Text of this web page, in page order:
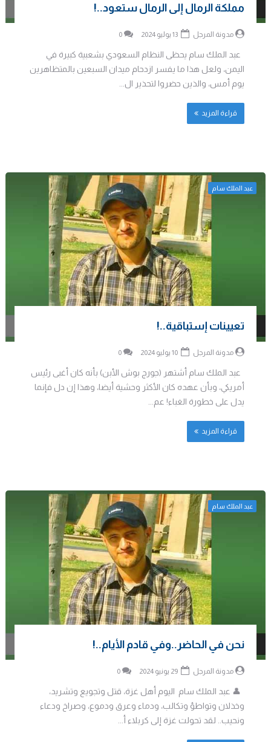
مملكة الرمال إلى الرمال ستعود..!
مدونة المرجل 0
عبد الملك سام يحظى النظام السعودي بشعبية كبيرة في
اليمن، ولعل هذا ما يفسر ازدحام ميدان السبعين بالمتظاهرين
يوم أمس، والذين حضروا لتحذير ال...
قراءة المزيد
عبد الملك سام
تعيينات إستباقية..!
مدونة المرجل 0
عبد الملك سام أشتهر (جورج بوش الأبن) بأنه كان أغبى رئيس
أمريكي، وبأن عهده كان الأكثر وحشية أيضا، وهذا إن دل فإنما
يدل على خطورة الغباء! عم...
قراءة المزيد
عبد الملك سام
نحن في الحاضر..وفي قادم الأيام..!
مدونة المرجل 0
👤 عبد الملك سام اليوم أهل غزة، قتل وتجويع وتشريد،
وخذلان وتواطؤ وتكالب، ودماء وعرق ودموع، وصراخ ودعاء
ونحيب.. لقد تحولت غزة إلى كربلاء أ...